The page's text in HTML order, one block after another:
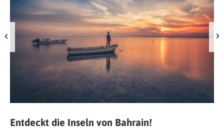
Entdeckt die Inseln von Bahrain!